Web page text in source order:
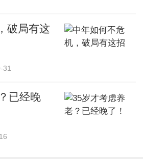
破局有这
31
已经晚